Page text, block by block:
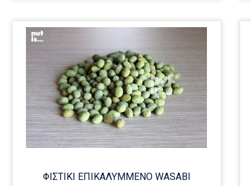
ΦΙΣΤΙΚΙ ΕΠΙΚΑΛΥΜΜΕΝΟ WASABI